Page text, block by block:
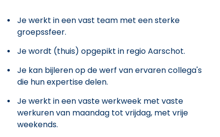
Je werkt in een vast team met een sterke
groepssfeer.
Je wordt (thuis) opgepikt in regio Aarschot.
Je kan bijleren op de werf van ervaren collega's
die hun expertise delen.
Je werkt in een vaste werkweek met vaste
werkuren van maandag tot vrijdag, met vrije
weekends.